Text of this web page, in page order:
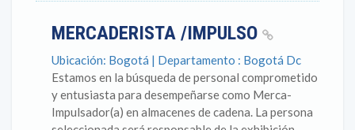
MERCADERISTA /IMPULSO
Ubicación: Bogotá | Departamento : Bogotá Dc
Estamos en la búsqueda de personal comprometido
y entusiasta para desempeñarse como Merca-
Impulsador(a) en almacenes de cadena. La persona